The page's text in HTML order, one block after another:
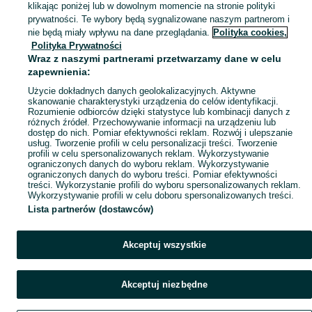
klikając poniżej lub w dowolnym momencie na stronie polityki
prywatności. Te wybory będą sygnalizowane naszym partnerom i
nie będą miały wpływu na dane przeglądania. Polityka cookies,
Polityka Prywatności
Wraz z naszymi partnerami przetwarzamy dane w celu
zapewnienia:
Użycie dokładnych danych geolokalizacyjnych. Aktywne
skanowanie charakterystyki urządzenia do celów identyfikacji.
Rozumienie odbiorców dzięki statystyce lub kombinacji danych z
różnych źródeł. Przechowywanie informacji na urządzeniu lub
dostęp do nich. Pomiar efektywności reklam. Rozwój i ulepszanie
usług. Tworzenie profili w celu personalizacji treści. Tworzenie
profili w celu spersonalizowanych reklam. Wykorzystywanie
ograniczonych danych do wyboru reklam. Wykorzystywanie
ograniczonych danych do wyboru treści. Pomiar efektywności
treści. Wykorzystanie profili do wyboru spersonalizowanych reklam.
Wykorzystywanie profili w celu doboru spersonalizowanych treści.
Lista partnerów (dostawców)
Akceptuj wszystkie
Akceptuj niezbędne